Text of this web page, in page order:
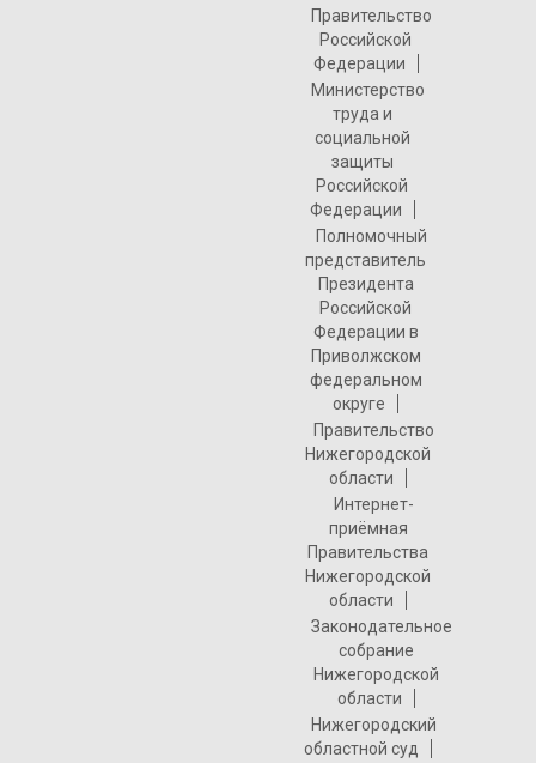
Правительство
Российской
Федерации
Министерство
труда и
социальной
защиты
Российской
Федерации
Полномочный
представитель
Президента
Российской
Федерации в
Приволжском
федеральном
округе
Правительство
Нижегородской
области
Интернет-
приёмная
Правительства
Нижегородской
области
Законодательное
собрание
Нижегородской
области
Нижегородский
областной суд